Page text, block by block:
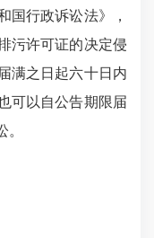
国行政诉讼法》，
污许可证的决定侵
满之日起六十日内
可以自公告期限届